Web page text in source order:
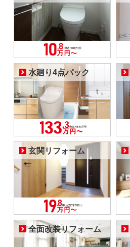
水廻り4点パック
玄関リフォーム
全面改装リフォーム